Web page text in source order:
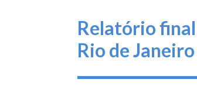
Relatório
Rio de Janeiro